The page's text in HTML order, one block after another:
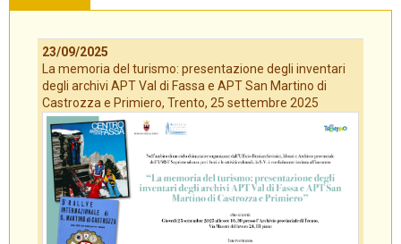
23/09/2025
La memoria del turismo: presentazione degli inventari
degli archivi APT Val di Fassa e APT San Martino di
Castrozza e Primiero, Trento, 25 settembre 2025